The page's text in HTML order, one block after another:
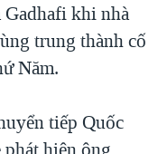
Gadhafi khi nhà
trung thành cố
Năm.
tiếp Quốc